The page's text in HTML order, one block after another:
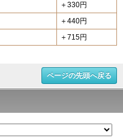
＋330円
＋440円
＋715円
ページの先頭へ戻る